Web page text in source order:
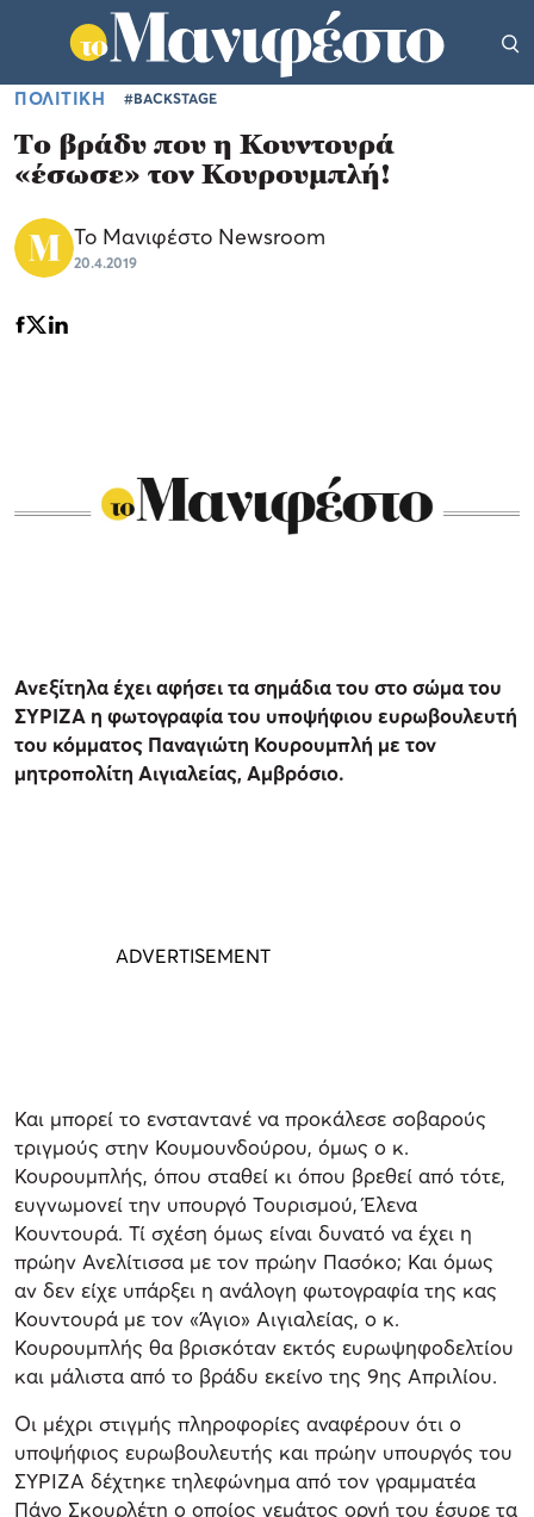
ΠΟΛΙΤΙΚΗ #BACKSTAGE
Το βράδυ που η Κουντουρά
«έσωσε» τον Κουρουμπλή!
Το Μανιφέστο Newsroom
20.4.2019
Ανεξίτηλα έχει αφήσει τα σημάδια του στο σώμα του
ΣΥΡΙΖΑ η φωτογραφία του υποψήφιου ευρωβουλευτή
του κόμματος Παναγιώτη Κουρουμπλή με τον
μητροπολίτη Αιγιαλείας, Αμβρόσιο.
Και μπορεί το ενσταντανέ να προκάλεσε σοβαρούς
τριγμούς στην Κουμουνδούρου, όμως ο κ.
Κουρουμπλής, όπου σταθεί κι όπου βρεθεί από τότε,
ευγνωμονεί την υπουργό Τουρισμού, Έλενα
Κουντουρά. Τί σχέση όμως είναι δυνατό να έχει η
πρώην Ανελίτισσα με τον πρώην Πασόκο; Και όμως
αν δεν είχε υπάρξει η ανάλογη φωτογραφία της κας
Κουντουρά με τον «Άγιο» Αιγιαλείας, ο κ.
Κουρουμπλής θα βρισκόταν εκτός ευρωψηφοδελτίου
και μάλιστα από το βράδυ εκείνο της 9ης Απριλίου.
Οι μέχρι στιγμής πληροφορίες αναφέρουν ότι ο
υποψήφιος ευρωβουλευτής και πρώην υπουργός του
ΣΥΡΙΖΑ δέχτηκε τηλεφώνημα από τον γραμματέα
Πάνο Σκουρλέτη ο οποίος γεμάτος οργή του έσυρε τα